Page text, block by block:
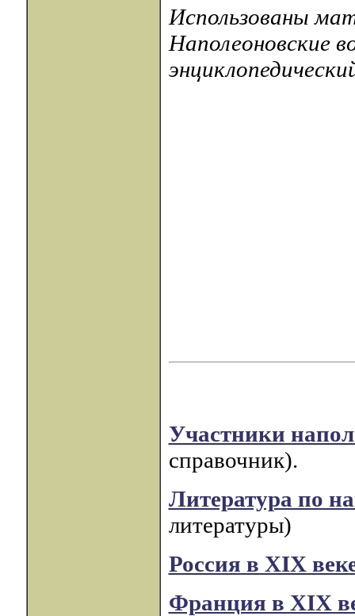
Использованы
Наполеоновские
Участники
справочник).
Литература по
литературы)
Россия в XIX
Франция в XIX